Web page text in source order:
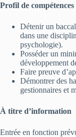
Profil de
Détenir un
dans une
psychologie).
Posséder un
développement
Faire preuve
Démontrer des
gestionnaires et
À titre d’information
Entrée en fonction